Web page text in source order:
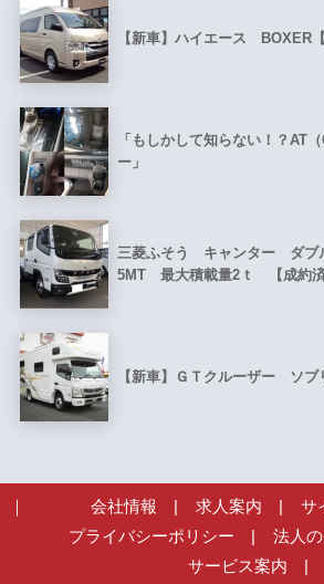
【新車】ハイエース BOXER【
「もしかして知らない！？AT
ー」
三菱ふそう キャンター ダ
5MT 最大積載量2ｔ 【成約済
【新車】ＧＴクルーザー ソブ
会社情報 求人案内 サ
プライバシーポリシー
法人
サービス案内